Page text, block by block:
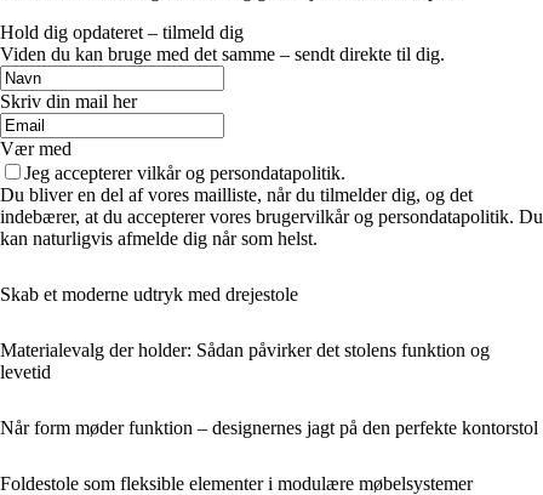
Hold dig opdateret – tilmeld dig
Viden du kan bruge med det samme – sendt direkte til dig.
Skriv din mail her
Vær med
Jeg accepterer vilkår og persondatapolitik.
Du bliver en del af vores mailliste, når du tilmelder dig, og det
indebærer, at du accepterer vores brugervilkår og persondatapolitik. Du
kan naturligvis afmelde dig når som helst.
Skab et moderne udtryk med drejestole
Materialevalg der holder: Sådan påvirker det stolens funktion og
levetid
Når form møder funktion – designernes jagt på den perfekte kontorstol
Foldestole som fleksible elementer i modulære møbelsystemer